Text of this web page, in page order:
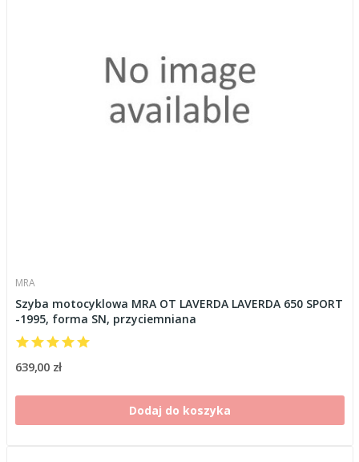
MRA
Szyba motocyklowa MRA OT LAVERDA LAVERDA 650 SPORT
-1995, forma SN, przyciemniana
639,00 zł
Dodaj do koszyka